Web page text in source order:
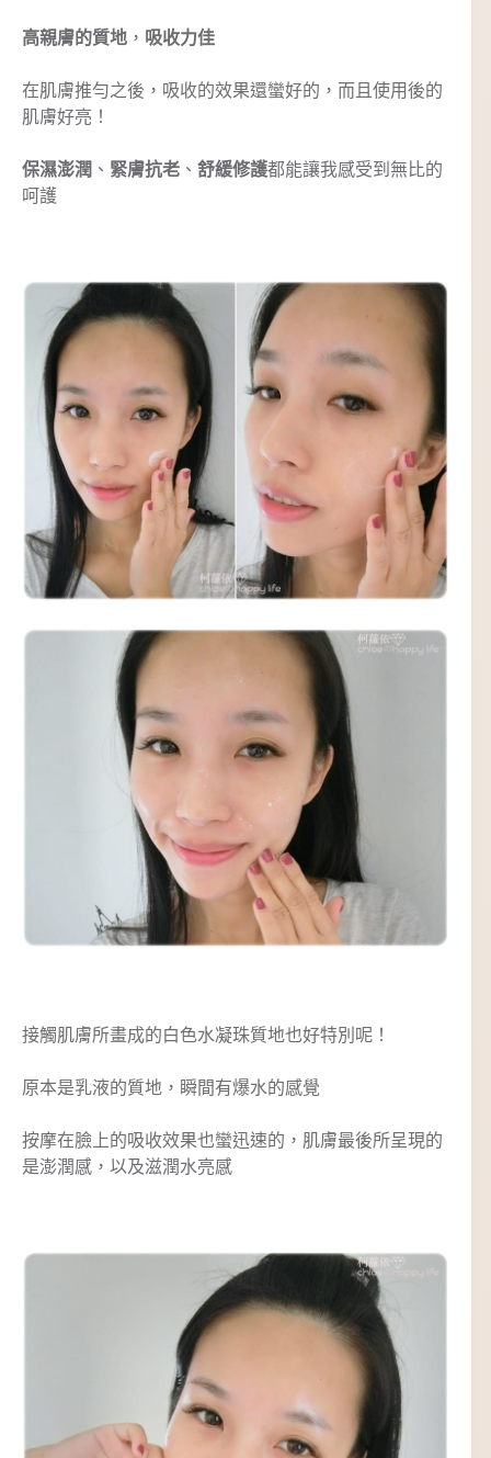
高親膚的質地 ， 吸收力佳
在肌膚推勻之後，吸收的效果還蠻好的，而且使用後的
肌膚好亮！
保濕澎潤 、 緊膚抗老 、 舒緩修護都能讓我感受到無比的
呵護
接觸肌膚所畫成的白色水凝珠質地也好特別呢！
原本是乳液的質地，瞬間有爆水的感覺
按摩在臉上的吸收效果也蠻迅速的，肌膚最後所呈現的
是澎潤感，以及滋潤水亮感